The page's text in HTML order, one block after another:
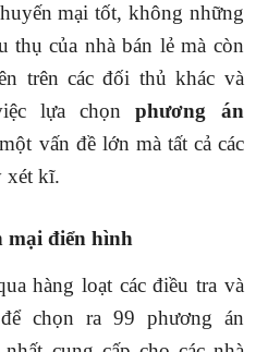
mại tốt, không những
thụ của nhà bán lẻ mà còn
trên các đối thủ khác và
lựa chọnphương án
vấn đề lớn mà tất cả các
xét kĩ.
mại điển hình
hàng loạt các điều tra và
chọn ra 99 phương án